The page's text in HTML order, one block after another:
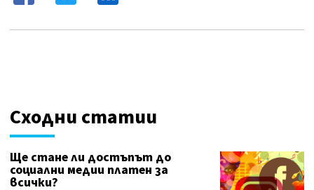
Сходни статии
Ще стане ли достъпът до
социални медии платен за
всички?